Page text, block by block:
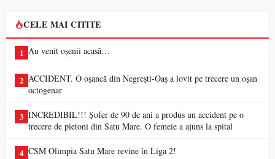
CELE MAI CITITE
1 Au venit oșenii acasă…
2 ACCIDENT. O oșancă din Negrești-Oaș a lovit pe trecere un oșan
octogenar
3 INCREDIBIL!!! Șofer de 90 de ani a produs un accident pe o
trecere de pietoni din Satu Mare. O femeie a ajuns la spital
4 CSM Olimpia Satu Mare revine în Liga 2!